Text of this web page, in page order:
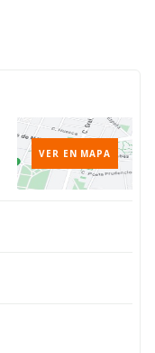
VER EN MAPA